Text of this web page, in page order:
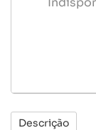
Descrição